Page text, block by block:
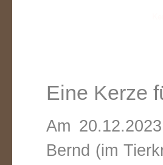
Eine Kerze
Am
Bernd (im